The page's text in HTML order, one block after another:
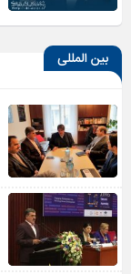
بین المللی